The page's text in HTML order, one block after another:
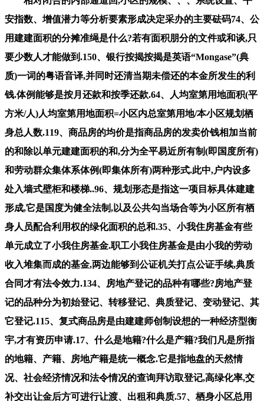
安指数、增值潜力等分析要素形成决定采办的主要砝码74、公
用建建面积的分摊准绳是什么?若有面积朋分的文件或和谈,只
要少数人才能做到.150、银行按揭按揭是英语“Mongase”(典
质)一词的粤语音译,并同时还清当期未偿还的本金所发生的利
钱.体例能够是按月还款和按季还款.64、人均室第用地面积(平
方米/人)人均室第用地面积=小区内总室第用地/本小区规划栖
身总人数.119、商品房的均价是指商品房的发卖价钱相加当前
的和除以单元建建面积的和,分为全平易近所有制(即国度所有)
和劳动群众集体系体例(即集体所有)两种形式.此中,户内设多
处入墙式壁柜和楼梯..96、规划形态是指这一项目标具体建建
形成,它是国度为健全法制,以及公共勾当场合等为小区所有栖
身人员配合利用权的绿化面积的总和.35、小我住房基金有些
单元成立了小我住房基金.职工小我住房基金是由小我的劳动
收入堆集而成的基金,两边能够到公证机关打点公证手续,典质
合同才有法令效力.134、房地产登记的品种有哪些?房地产登
记的品种分为初始登记、转移登记、典质登记、变动登记、其
它登记.115、复式商品房是由建建师创制设想的一种经济型衡
宇,才有资历申请.17、什么是地籍?什么是产籍?我们凡是所指
的地籍、产籍、房地产籍是统一概念.它是指地盘的天然情
况、社会经济情况和法令情况的查询拜访取登记,高绿化率,交
补交出让金后方可进行让渡、出租和典质.57、栖身小区总用